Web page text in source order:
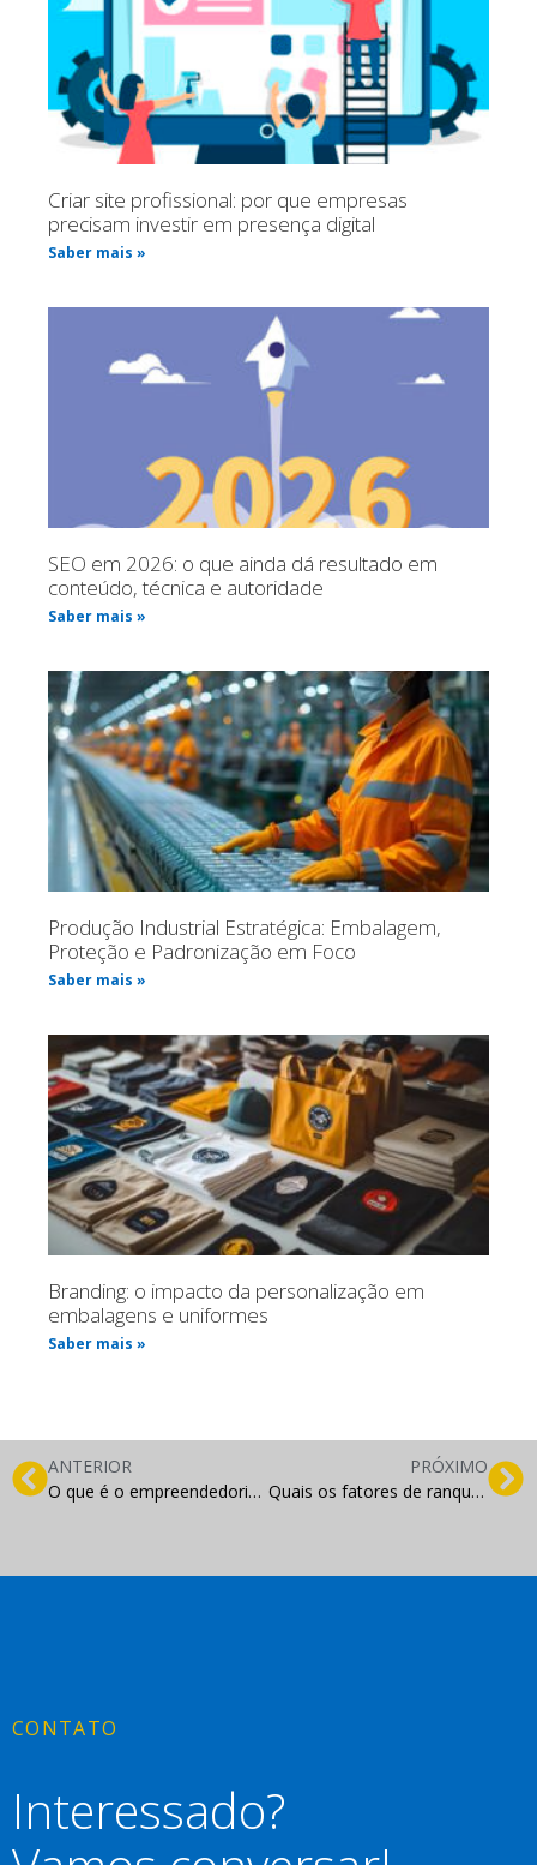
Criar site profissional: por que empresas
precisam investir em presença digital
Saber mais »
SEO em 2026: o que ainda dá resultado em
conteúdo, técnica e autoridade
Saber mais »
Produção Industrial Estratégica: Embalagem,
Proteção e Padronização em Foco
Saber mais »
Branding: o impacto da personalização em
embalagens e uniformes
Saber mais »
ANTERIOR
O que é o empreendedorismo tecnológico?
PRÓXIMO
Quais os fatores de ranqueamento do Google?
CONTATO
Interessado?